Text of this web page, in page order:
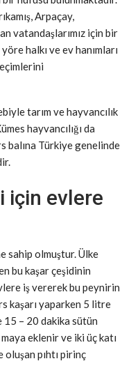
Arpaçay,
vatandaşlarımız için bir
halkı ve ev hanımları
tarım ve hayvancılık
hayvancılığı da
balına Türkiye genelinde
için evlere
sahip olmuştur. Ülke
bu kaşar çeşidinin
iş vererek bu peynirin
kaşarı yaparken 5 litre
15 – 20 dakika sütün
eklenir ve iki üç katı
oluşan pıhtı pirinç